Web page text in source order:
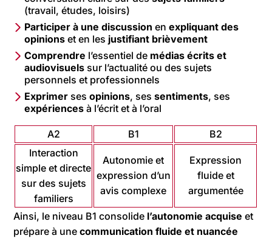
(travail, études, loisirs)
Participer à une discussion enexpliquant des
opinions et en les justifiant brièvement
Comprendre l’essentiel de médias écrits et
audiovisuels sur l’actualité ou des sujets
personnels et professionnels
Exprimer sesopinions, sessentiments, ses
expériences à l’écrit et à l’oral
A2 B1
B2
Interaction
simple et directe
sur des sujets
familiers
Autonomie et
expression d’un
avis complexe
Expression
fluide et
argumentée
Ainsi, le niveau B1 consolide l’autonomie acquise et
prépare à unecommunication fluide et nuancée